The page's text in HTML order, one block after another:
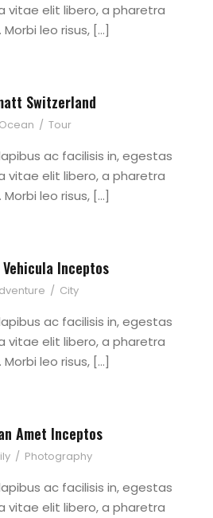
vitae elit libero, a pharetra
leo risus, […]
Switzerland
Ocean / Tour
ac facilisis in, egestas
vitae elit libero, a pharetra
leo risus, […]
Inceptos
/ City
ac facilisis in, egestas
vitae elit libero, a pharetra
leo risus, […]
Amet Inceptos
/ Photography
ac facilisis in, egestas
vitae elit libero, a pharetra